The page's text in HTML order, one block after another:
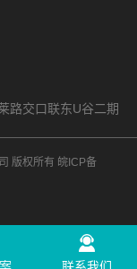
路交口联东U谷二期
版权所有 皖ICP备